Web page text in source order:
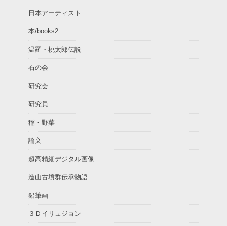
日本アーティスト
本/books2
温羅・桃太郎伝説
石の会
研究会
研究員
稲・野菜
論文
超高精細デジタル画像
造山古墳群伝承物語
鉛筆画
３Ｄイリュジョン